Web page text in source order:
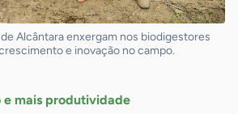
Alcântara enxergam nos biodigestores
e inovação no campo.
e mais produtividade